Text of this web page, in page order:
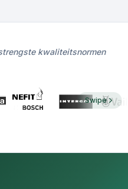
kwaliteitsnormen
Swipe